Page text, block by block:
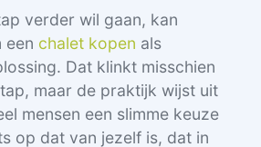
verder wil gaan, kan
een chalet kopen als
Dat klinkt misschien
maar de praktijk wijst uit
mensen een slimme keuze
op dat van jezelf is, dat in